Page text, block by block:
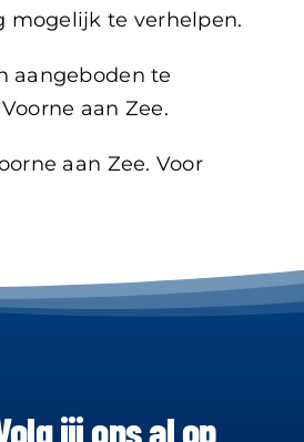
mogelijk te verhelpen.
aangeboden te
aan Zee.
aan Zee. Voor
jij ons al op